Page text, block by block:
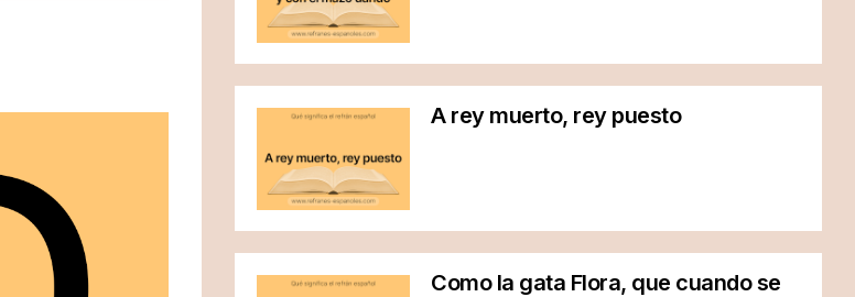
A rey muerto, rey puesto
Como la gata Flora, que cuando se